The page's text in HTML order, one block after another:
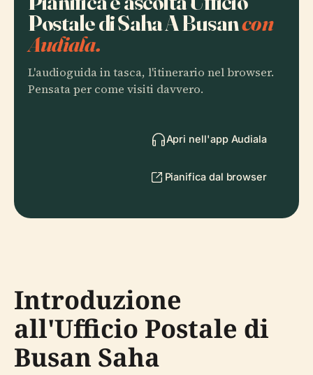
Postale di Saha A Busancon
Audiala.
L'audioguida in tasca, l'itinerario nel browser.
Pensata per come visiti davvero.
Apri nell'app Audiala
Pianifica dal browser
Introduzione
all'Ufficio Postale di
Busan Saha